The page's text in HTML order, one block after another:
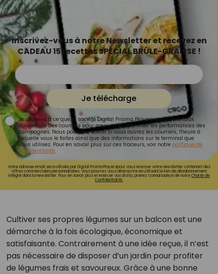
Inscrivez-vous à notre Newsletter et recevez en
CADEAU 15 recettes SPÉCIAL BRÛLE-GRAISSE !
Je télécharge
Je consens à ce que la société Digital Prisma Players analyse le taux
d'ouverture des courriels pour mesurer et optimiser les performances des
campagnes. Nous pourrons savoir si vous ouvrez les courriels, l'heure à
laquelle vous le faites ainsi que des informations sur le terminal que
vous utilisez. Pour en savoir plus sur ces traceurs, voir notre politique de
confidentialité.
Votre adresse email sera utilisée par Digital Prisma Playerspour vous envoyer votre newsletter contenant des
offres commerciales personnalisées. Vous pourrez vous désinscrire en utilisant le lien de désabonnement
intégré dans la newsletter. Pour en savoir plus et exercer vos droits, prenez connaissance de notreCharte de
Confidentialité.
Cultiver ses propres légumes sur un balcon est une
démarche à la fois écologique, économique et
satisfaisante. Contrairement à une idée reçue, il n’est
pas nécessaire de disposer d’un jardin pour profiter
de légumes frais et savoureux. Grâce à une bonne